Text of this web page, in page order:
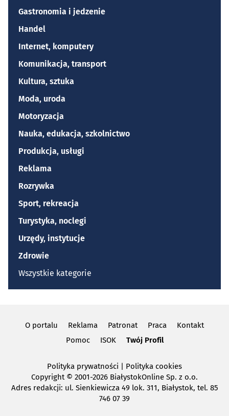
Gastronomia i jedzenie
Handel
Internet, komputery
Komunikacja, transport
Kultura, sztuka
Moda, uroda
Motoryzacja
Nauka, edukacja, szkolnictwo
Produkcja, usługi
Reklama
Rozrywka
Sport, rekreacja
Turystyka, noclegi
Urzędy, instytucje
Zdrowie
Wszystkie kategorie
O portalu Reklama Patronat Praca
Kontakt
Pomoc
ISOK Twój Profil
Polityka prywatności | Polityka cookies
Copyright© 2001-2026 BiałystokOnline Sp. z o.o.
Adres redakcji: ul. Sienkiewicza 49 lok. 311, Białystok, tel. 85
746 07 39